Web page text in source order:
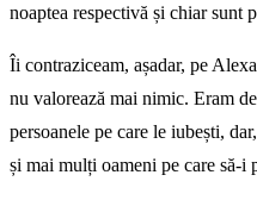
noaptea respectivă și chiar sunt
Îi contraziceam, așadar, pe
nu valorează mai nimic. Eram
persoanele pe care le iubești,
și mai mulți oameni pe care să-i